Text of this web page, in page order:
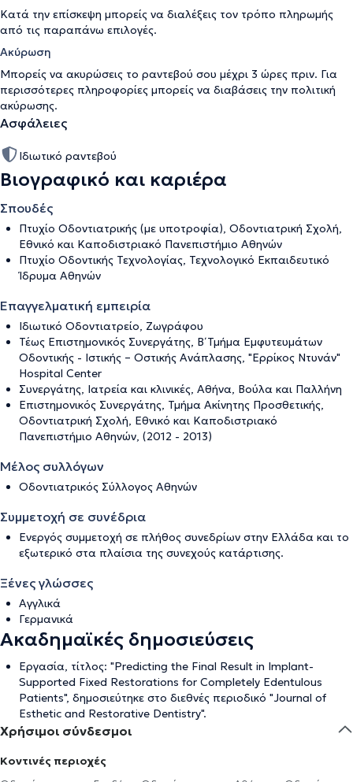
Κατά την επίσκεψη μπορείς να διαλέξεις τον τρόπο πληρωμής
από τις παραπάνω επιλογές.
Ακύρωση
Μπορείς να ακυρώσεις το ραντεβού σου μέχρι 3 ώρες πριν. Για
περισσότερες πληροφορίες μπορείς να διαβάσεις την πολιτική
ακύρωσης.
Ασφάλειες
Ιδιωτικό ραντεβού
Βιογραφικό και καριέρα
Σπουδές
Πτυχίο Οδοντιατρικής (με υποτροφία), Οδοντιατρική Σχολή,
Εθνικό και Καποδιστριακό Πανεπιστήμιο Αθηνών
Πτυχίο Οδοντικής Τεχνολογίας, Τεχνολογικό Εκπαιδευτικό
Ίδρυμα Αθηνών
Επαγγελματική εμπειρία
Ιδιωτικό Οδοντιατρείο, Ζωγράφου
Τέως Επιστημονικός Συνεργάτης, Β΄ Τμήμα Εμφυτευμάτων
Οδοντικής - Ιστικής – Οστικής Ανάπλασης, "Ερρίκος Ντυνάν"
Hospital Center
Συνεργάτης, Ιατρεία και κλινικές, Αθήνα, Βούλα και Παλλήνη
Επιστημονικός Συνεργάτης, Τμήμα Ακίνητης Προσθετικής,
Οδοντιατρική Σχολή, Εθνικό και Καποδιστριακό
Πανεπιστήμιο Αθηνών, (2012 - 2013)
Μέλος συλλόγων
Οδοντιατρικός Σύλλογος Αθηνών
Συμμετοχή σε συνέδρια
Ενεργός συμμετοχή σε πλήθος συνεδρίων στην Ελλάδα και το
εξωτερικό στα πλαίσια της συνεχούς κατάρτισης.
Ξένες γλώσσες
Αγγλικά
Γερμανικά
Ακαδημαϊκές δημοσιεύσεις
Εργασία, τίτλος: "Predicting the Final Result in Implant-
Supported Fixed Restorations for Completely Edentulous
Patients", δημοσιεύτηκε στο διεθνές περιοδικό "Journal of
Esthetic and Restorative Dentistry".
Χρήσιμοι σύνδεσμοι
Κοντινές περιοχές